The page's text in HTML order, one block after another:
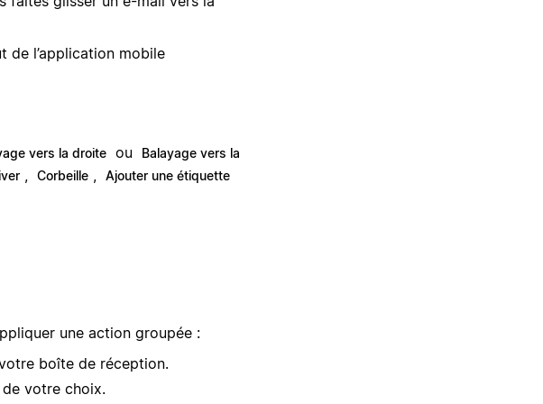
de l’application mobile
vers la droite ou
Balayage vers la
, Corbeille , Ajouter une étiquette
une action groupée :
boîte de réception.
votre choix.